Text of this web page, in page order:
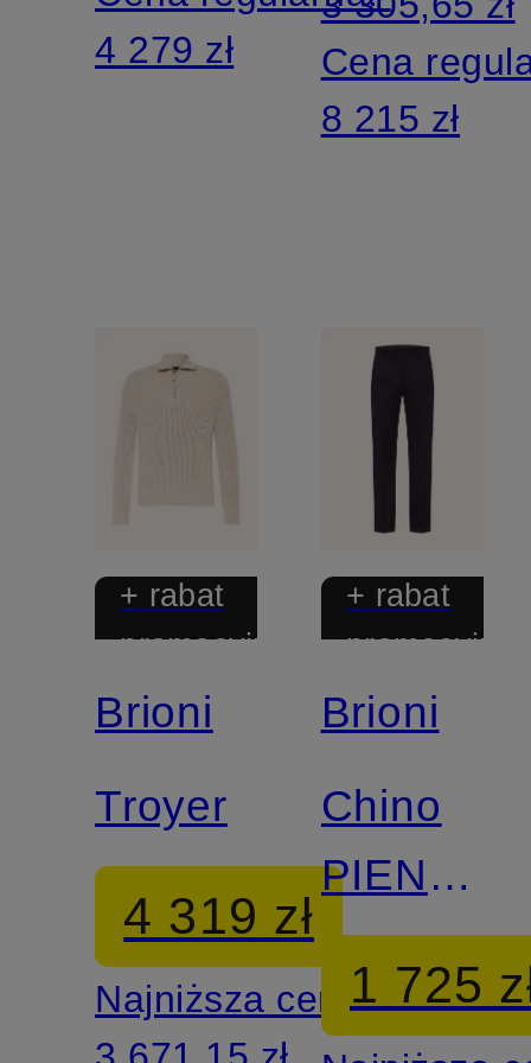
4 279 zł
Cena
8 215 zł
+ rabat
promocyjny
Brioni
Troyer
4 319 zł
Najniższa cena:
+ rabat
promocyjny
Brioni
Chino
PIENZA
o kroju
slim fit
1 725